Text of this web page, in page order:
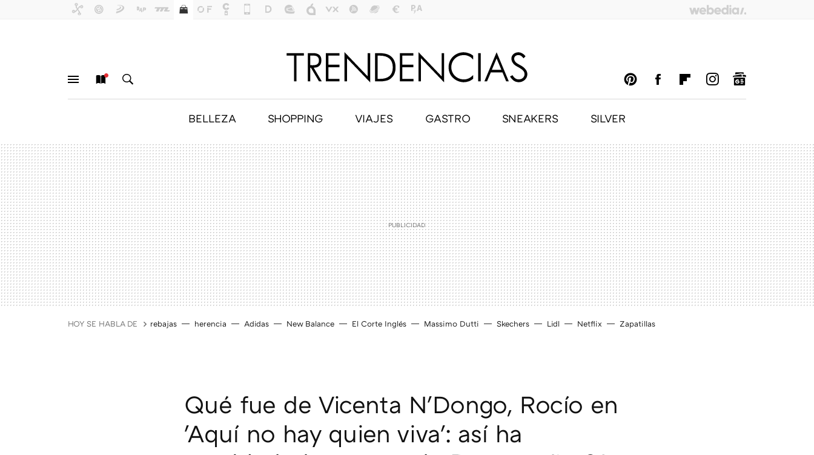
BELLEZA SHOPPING VIAJES GASTRO SNEAKERS SILVER
HOY SE HABLA DE rebajas herencia Adidas New Balance El Corte Inglés Massimo Dutti Skechers Lidl Netflix Zapatillas
Qué fue de Vicenta N'Dongo, Rocío en
'Aquí no hay quien viva': así ha